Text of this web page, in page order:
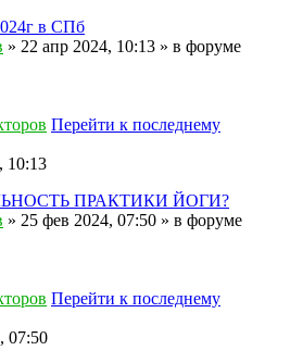
в СПб
» 22 апр 2024, 10:13 » в форуме
Перейти к последнему
10:13
ПРАКТИКИ ЙОГИ?
» 25 фев 2024, 07:50 » в форуме
Перейти к последнему
07:50